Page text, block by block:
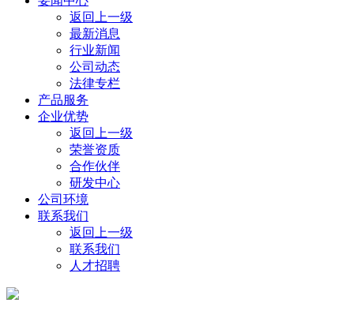
返回上一级
最新消息
行业新闻
公司动态
法律专栏
产品服务
企业优势
返回上一级
荣誉资质
合作伙伴
研发中心
公司环境
联系我们
返回上一级
联系我们
人才招聘